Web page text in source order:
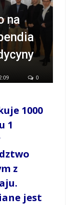
na
0
1000
1
z
jest